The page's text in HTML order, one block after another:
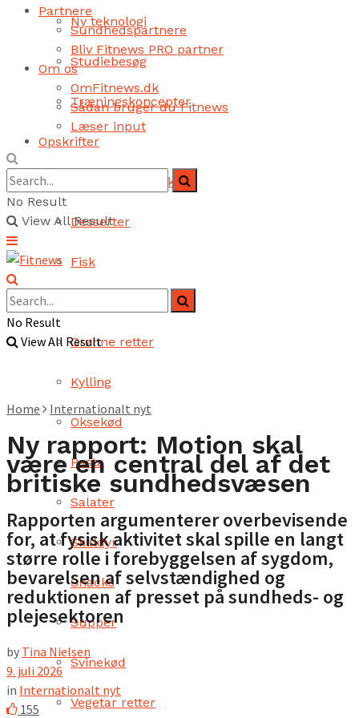
Ny teknologi
Studiebesøg
Træningskoncepter
Opskrifter
Brød og bagværk
Desserter
Fisk
Grønne retter
Kylling
Oksekød
Pasta
Salater
Skaldyr
Snacks
Supper
Svinekød
Vegetar retter
Partnere
Sundhedspartnere
Bliv Fitnews PRO partner
Om os
OmFitnews.dk
Sådan bruger du Fitnews
Læser input
No Result
View All Result
No Result
View All Result
Home Internationalt nyt
Ny rapport: Motion skal
være en central del af det
britiske sundhedsvæsen
Rapporten argumenterer overbevisende
for, at fysisk aktivitet skal spille en langt
større rolle i forebyggelsen af sygdom,
bevarelsen af selvstændighed og
reduktionen af presset på sundheds- og
plejesektoren
by Tina Nielsen
9. juli 2026
in Internationalt nyt
155